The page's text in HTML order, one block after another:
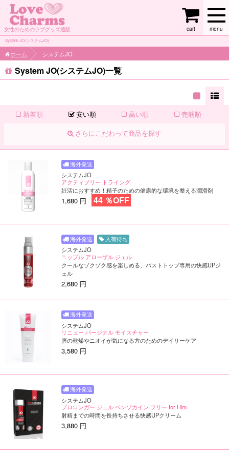
女性のためのラブグッズ通販 menu
cart
System JO(システムJO)
ホーム システムJO
System JO(システムJO)一覧
新着順 安い順 高い順 売筋順
さらにこだわって商品を探す
システムJO
アクティブリー トライング
妊活におすすめ！精子のための健康的な環境を整える潤滑剤
1,680 円 44 ％OFF
入荷待ち
システムJO
ニップル アローザル ジェル
クールなゾクゾク感を楽しめる、バストトップ専用の快感UPジ
ェル
2,680 円
システムJO
リニュー バージナル モイスチャー
膣の乾燥やニオイが気になる方のためのデイリーケア
3,580 円
システムJO
プロロンガー ジェル ベンゾカイン フリー for Him
射精までの時間を長持ちさせる快感UPクリーム
3,880 円